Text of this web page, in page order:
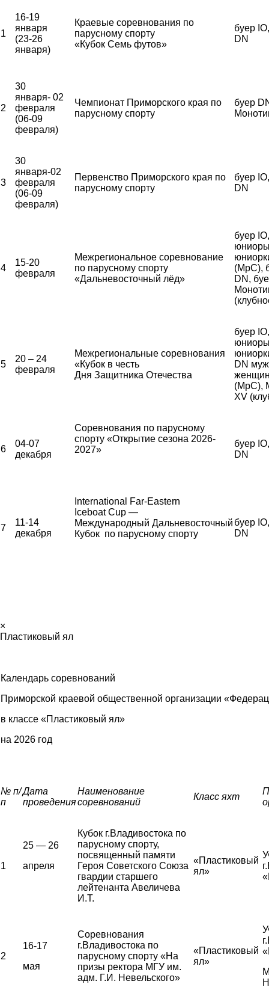
1
16-19
января
(23-26
января)
Краевые соревнования по
парусному спорту
«Кубок Семь футов»
буер
DN
2
30
января- 02
февраля
(06-09
февраля)
Чемпионат Приморского края по
парусному спорту
буер
3
30
января-02
февраля
(06-09
февраля)
Первенство Приморского края по
парусному спорту
буер
DN
4
15-20
февраля
Межрегиональное соревнование
по парусному спорту
«Дальневосточный лёд»
буер
(МрС),
DN,
5
20 – 24
февраля
Межрегиональные соревнования
«Кубок в честь
Дня Защитника Отечества
буер
DN
(МрС),
XV
6
04-07
декабря
Соревнования по парусному
спорту «Открытие сезона 2026-
2027»
буер
DN
7
11-14
декабря
International Far-Eastern
Iceboat Cup —
Международный Дальневосточный
Кубок по парусному спорту
буер
DN
×
Пластиковый ял
Календарь соревнований
Приморской краевой общественной организации
в классе «Пластиковый ял»
на 2026 год
№ п/
п
Дата
проведения
Наименование
соревнований
Класс яхт
1
25 — 26
апреля
Кубок г.Владивостока по
парусному спорту,
посвященный памяти
Героя Советского Союза
гвардии старшего
лейтенанта Авеличева
И.Т.
«Пластиковый
ял»
2
16-17
мая
Соревнования
г.Владивостока по
парусному спорту «На
призы ректора МГУ им.
адм. Г.И. Невельского»
«Пластиковый
ял»